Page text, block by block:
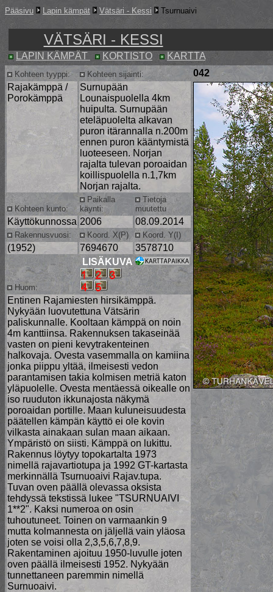
Pääsivu Lapin kämpät Vätsäri - Kessi Tsurnuaivi
VÄTSÄRI - KESSI
LAPIN KÄMPÄT KORTISTO KARTTA
Kohteen tyyppi: Kohteen sijainti:
042
Rajakämppä /
Porokämppä
Surnupään
Lounaispuolella 4km
huipulta. Surnupään
eteläpuolelta alkavan
puron itärannalla n.200m
ennen puron kääntymistä
luoteeseen. Norjan
rajalta tulevan poroaidan
koillispuolella n.1,7km
Norjan rajalta.
Kohteen kunto:
Paikalla
käynti:
Tietoja
muutettu
Käyttökunnossa 2006 08.09.2014
Rakennusvuosi: Koord. X(P) Koord. Y(I)
(1952) 7694670 3578710
Huom:
LISÄKUVA
Entinen Rajamiesten hirsikämppä.
Nykyään luovutettuna Vätsärin
paliskunnalle. Kooltaan kämppä on noin
4m kanttiinsa. Rakennuksen takaseinää
vasten on pieni kevytrakenteinen
halkovaja. Ovesta vasemmalla on kamiina
jonka piippu yltää, ilmeisesti vedon
parantamisen takia kolmisen metriä katon
yläpuolelle. Ovesta mentäessä oikealle on
iso ruuduton ikkunajosta näkymä
poroaidan portille. Maan kuluneisuudesta
päätellen kämpän käyttö ei ole kovin
vilkasta ainakaan sulan maan aikaan.
Ympäristö on siisti. Kämppä on lukittu.
Rakennus löytyy topokartalta 1973
nimellä rajavartiotupa ja 1992 GT-kartasta
merkinnällä Tsurnuoaivi Rajav.tupa.
Tuvan oven päällä olevassa oksista
tehdyssä tekstissä lukee "TSURNUAIVI
1**2". Kaksi numeroa on osin
tuhoutuneet. Toinen on varmaankin 9
mutta kolmannesta on jäljellä vain yläosa
joten se voisi olla 2,3,5,6,7,8,9.
Rakentaminen ajoituu 1950-luvulle joten
oven päällä ilmeisesti 1952. Nykyään
tunnettaneen paremmin nimellä
Surnuoaivi.